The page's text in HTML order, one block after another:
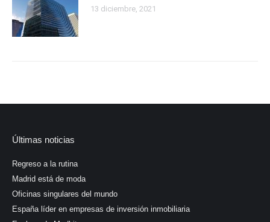
13 diciembre, 2021
Últimas noticias
Regreso a la rutina
Madrid está de moda
Oficinas singulares del mundo
España líder en empresas de inversión inmobiliaria